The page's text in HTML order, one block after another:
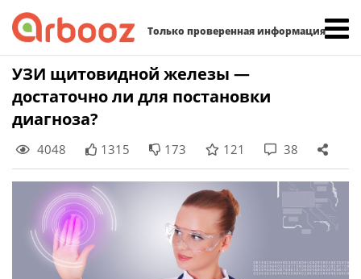
Только проверенная информация
Skip
content
УЗИ щитовидной железы —
достаточно ли для постановки
диагноза?
4048 1315 173 121 38
Найти: